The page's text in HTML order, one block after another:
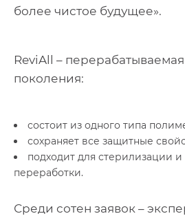
более чистое будущее».
ReviAll –
поколения:
состоит из одного типа
сохраняет все защитные
подходит для стерилизации
переработки.
Среди сотен заявок –